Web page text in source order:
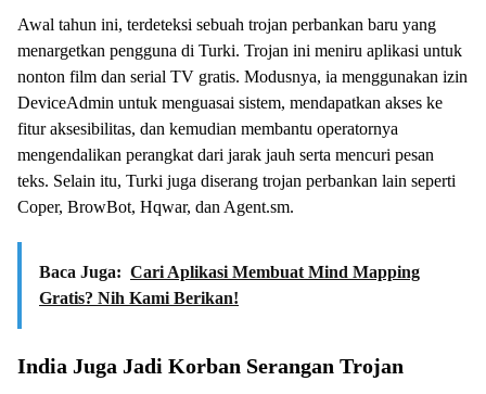
Awal tahun ini, terdeteksi sebuah trojan perbankan baru yang
menargetkan pengguna di Turki. Trojan ini meniru aplikasi untuk
nonton film dan serial TV gratis. Modusnya, ia menggunakan izin
DeviceAdmin untuk menguasai sistem, mendapatkan akses ke
fitur aksesibilitas, dan kemudian membantu operatornya
mengendalikan perangkat dari jarak jauh serta mencuri pesan
teks. Selain itu, Turki juga diserang trojan perbankan lain seperti
Coper, BrowBot, Hqwar, dan Agent.sm.
Baca Juga: Cari Aplikasi Membuat Mind Mapping
Gratis? Nih Kami Berikan!
India Juga Jadi Korban Serangan Trojan